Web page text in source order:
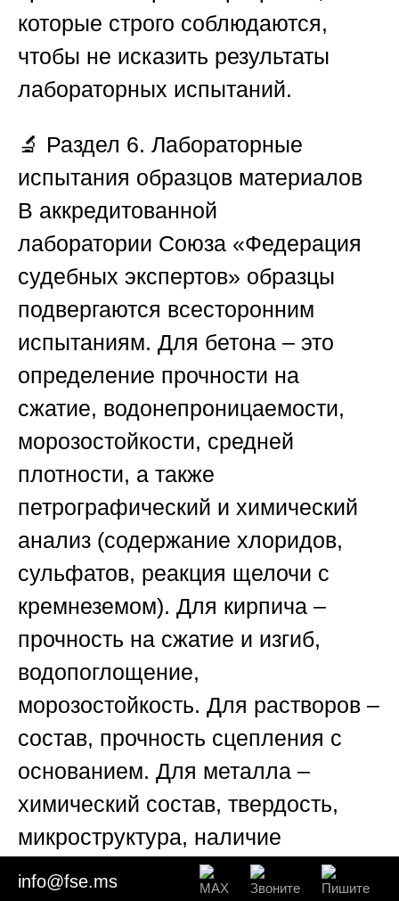
которые строго соблюдаются,
чтобы не исказить результаты
лабораторных испытаний.
🔬 Раздел 6. Лабораторные
испытания образцов материалов
В аккредитованной
лаборатории Союза «Федерация
судебных экспертов» образцы
подвергаются всесторонним
испытаниям. Для бетона – это
определение прочности на
сжатие, водонепроницаемости,
морозостойкости, средней
плотности, а также
петрографический и химический
анализ (содержание хлоридов,
сульфатов, реакция щелочи с
кремнеземом). Для кирпича –
прочность на сжатие и изгиб,
водопоглощение,
морозостойкость. Для растворов –
состав, прочность сцепления с
основанием. Для металла –
химический состав, твердость,
микроструктура, наличие
коррозионных повреждений. Для
info@fse.ms